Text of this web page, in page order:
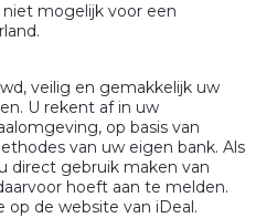
mogelijk voor een
veilig en gemakkelijk uw
U rekent af in uw
op basis van
van uw eigen bank. Als
direct gebruik maken van
hoeft aan te melden.
op de website van iDeal.